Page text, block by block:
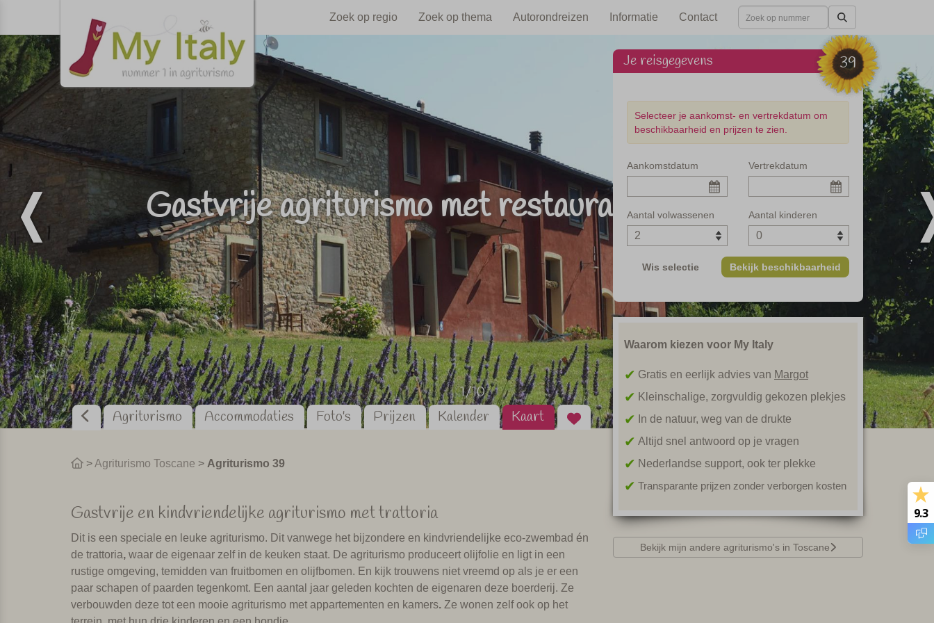
Zoek op regio Zoek op thema Autorondreizen Informatie Contact
Gastvrije agriturismo met restaurant in Toscane
1/10
Agriturismo
Accommodaties Foto's Prijzen Kalender Kaart
>Agriturismo Toscane > Agriturismo 39
Gastvrije en kindvriendelijke agriturismo met trattoria
Dit is een speciale en leuke agriturismo. Dit vanwege het bijzondere en kindvriendelijke eco-zwembad én
de trattoria, waar de eigenaar zelf in de keuken staat. De agriturismo produceert olijfolie en ligt in een
rustige omgeving, temidden van fruitbomen en olijfbomen. En kijk trouwens niet vreemd op als je er een
paar schapen of paarden tegenkomt. Een aantal jaar geleden kochten de eigenaren deze boerderij. Ze
verbouwden deze tot een mooie agriturismo met appartementen en kamers. Ze wonen zelf ook op het
39
Je reisgegevens
Selecteer je aankomst- en vertrekdatum om
beschikbaarheid en prijzen te zien.
Aankomstdatum Vertrekdatum
Aantal volwassenen Aantal kinderen
Wis selectie Bekijk beschikbaarheid
Waarom kiezen voor My Italy
Gratis en eerlijk advies van Margot
Kleinschalige, zorgvuldig gekozen plekjes
In de natuur, weg van de drukte
Altijd snel antwoord op je vragen
Nederlandse support, ook ter plekke
Transparante prijzen zonder verborgen kosten
Bekijk mijn andere agriturismo's in Toscane
9.3